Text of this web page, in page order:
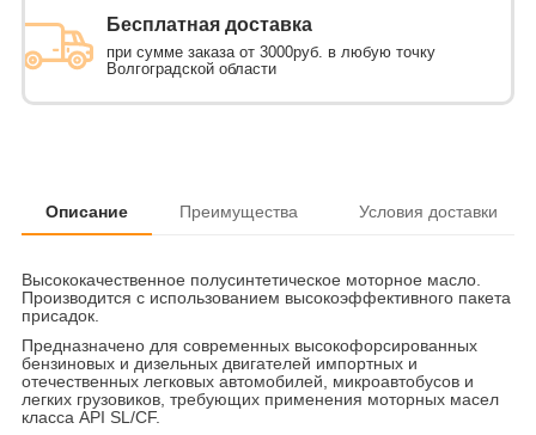
Бесплатная доставка
при сумме заказа от 3000руб. в любую точку
Волгоградской области
Описание Преимущества Условия доставки
Высококачественное полусинтетическое моторное масло.
Производится с использованием высокоэффективного пакета
присадок.
Предназначено для современных высокофорсированных
бензиновых и дизельных двигателей импортных и
отечественных легковых автомобилей, микроавтобусов и
легких грузовиков, требующих применения моторных масел
класса API SL/CF.